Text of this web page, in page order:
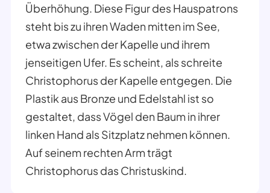
Überhöhung. Diese Figur des Hauspatrons
steht bis zu ihren Waden mitten im See,
etwa zwischen der Kapelle und ihrem
jenseitigen Ufer. Es scheint, als schreite
Christophorus der Kapelle entgegen. Die
Plastik aus Bronze und Edelstahl ist so
gestaltet, dass Vögel den Baum in ihrer
linken Hand als Sitzplatz nehmen können.
Auf seinem rechten Arm trägt
Christophorus das Christuskind.